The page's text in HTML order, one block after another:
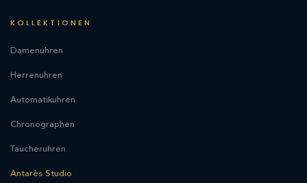
KOLLEKTIONEN
Damenuhren
Herrenuhren
Automatikuhren
Chronographen
Taucheruhren
Antarès Studio